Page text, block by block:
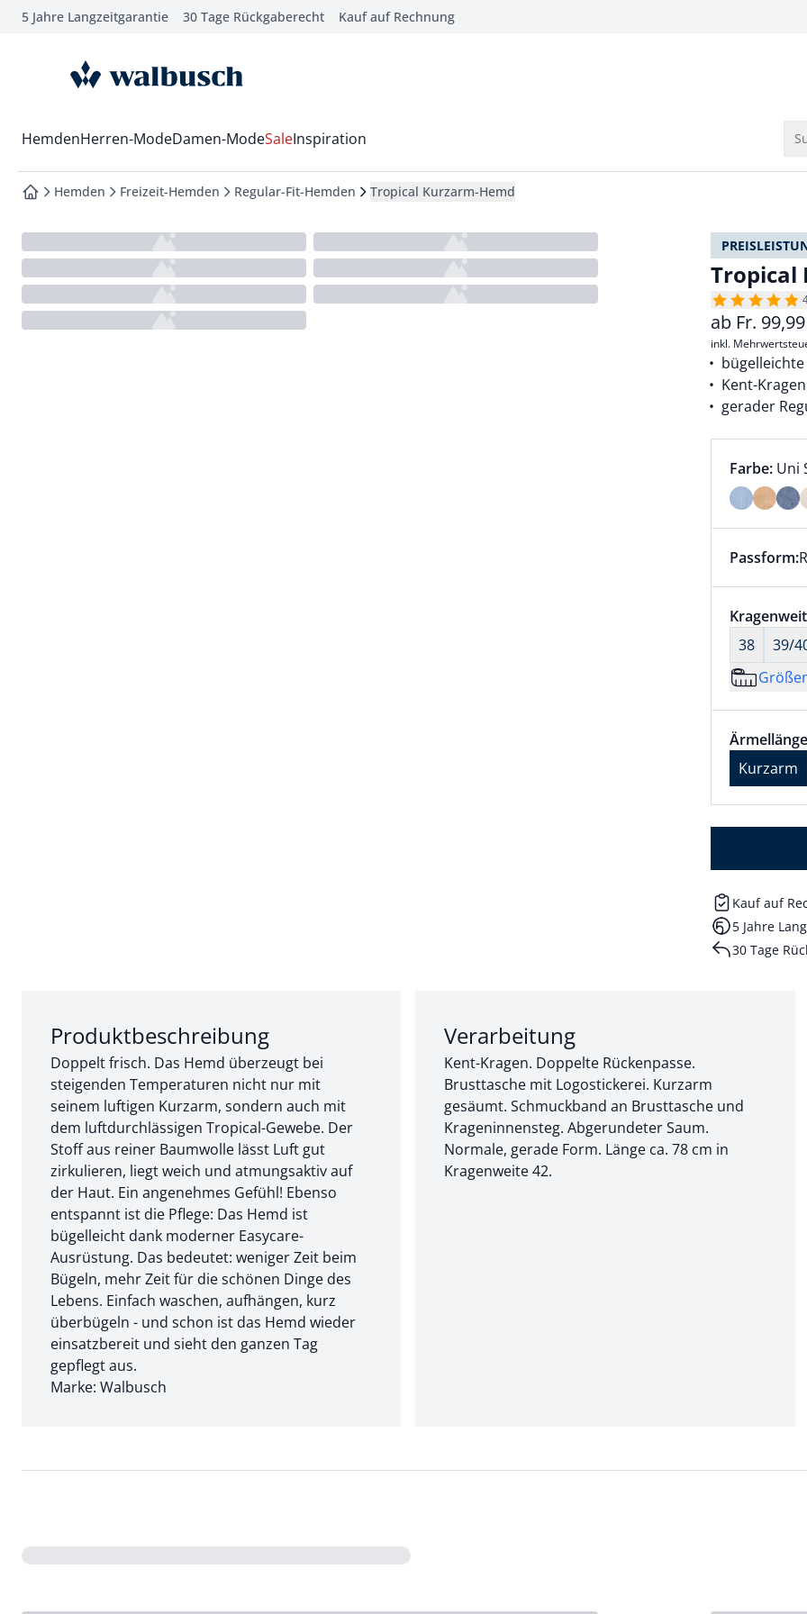
springen
springen
springen
5 Jahre Langzeitgarantie 30 Tage Rückgaberecht Kauf auf Rechnung
zur Startseite
Wechsel in das Menü mit Pfeil-Runter Taste
HemdenHerren-ModeDamen-ModeSaleInspiration
zur Startseite
Hemden Freizeit-Hemden Regular-Fit-Hemden Tropical Kurzarm-Hemd
Tropical
ab Fr. 99,99
inkl.
Kent-Kragen
gerader
Farbe: Uni
Farbe Uni
Dieser
Passform:
38
39/
Kurzarm
Kauf auf
5 Jahre
30 Tage
Abschnitt 1 von 3:
Produktbeschreibung
Doppelt frisch. Das Hemd überzeugt bei
steigenden Temperaturen nicht nur mit
seinem luftigen Kurzarm, sondern auch mit
dem luftdurchlässigen Tropical-Gewebe. Der
Stoff aus reiner Baumwolle lässt Luft gut
zirkulieren, liegt weich und atmungsaktiv auf
der Haut. Ein angenehmes Gefühl! Ebenso
entspannt ist die Pflege: Das Hemd ist
bügelleicht dank moderner Easycare-
Ausrüstung. Das bedeutet: weniger Zeit beim
Bügeln, mehr Zeit für die schönen Dinge des
Lebens. Einfach waschen, aufhängen, kurz
überbügeln - und schon ist das Hemd wieder
einsatzbereit und sieht den ganzen Tag
gepflegt aus.
Marke: Walbusch
Abschnitt 2 von 3:
Verarbeitung
Kent-Kragen. Doppelte Rückenpasse.
Brusttasche mit Logostickerei. Kurzarm
gesäumt. Schmuckband an Brusttasche und
Krageninnensteg. Abgerundeter Saum.
Normale, gerade Form. Länge ca. 78 cm in
Kragenweite 42.